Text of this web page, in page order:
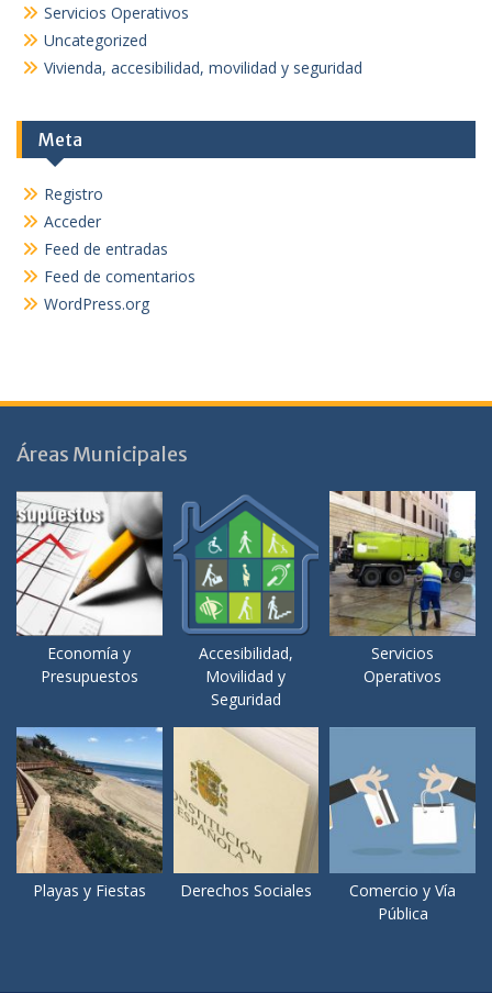
Servicios Operativos
Uncategorized
Vivienda, accesibilidad, movilidad y seguridad
Meta
Registro
Acceder
Feed de entradas
Feed de comentarios
WordPress.org
Áreas Municipales
Economía y
Presupuestos
Accesibilidad,
Movilidad y
Seguridad
Servicios
Operativos
Playas y Fiestas Derechos Sociales
Comercio y Vía
Pública